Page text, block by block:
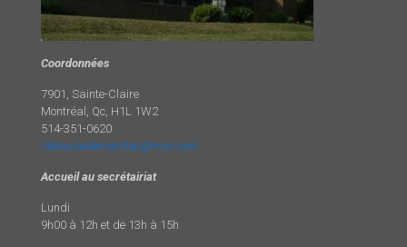
Coordonnées
7901, Sainte-Claire
Montréal, Qc, H1L 1W2
514-351-0620
stelouisedemarillac@msn.com
Accueil au secrétairiat
Lundi
9h00 à 12h et de 13h à 15h